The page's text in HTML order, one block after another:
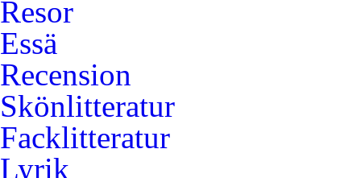
Resor
Essä
Recension
Skönlitteratur
Facklitteratur
Lyrik